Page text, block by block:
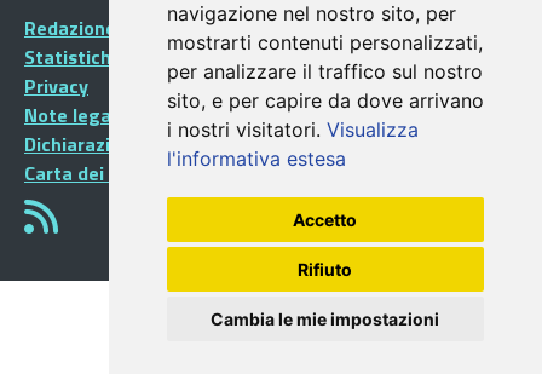
navigazione nel nostro sito, per
mostrarti contenuti personalizzati,
per analizzare il traffico sul nostro
sito, e per capire da dove arrivano
i nostri visitatori. Visualizza
l'informativa estesa
Accetto
Rifiuto
Cambia le mie impostazioni
Redazione Portalegiovani
Statistiche
Privacy
Note legali
Dichiarazione di accessibilità
Carta dei Servizi